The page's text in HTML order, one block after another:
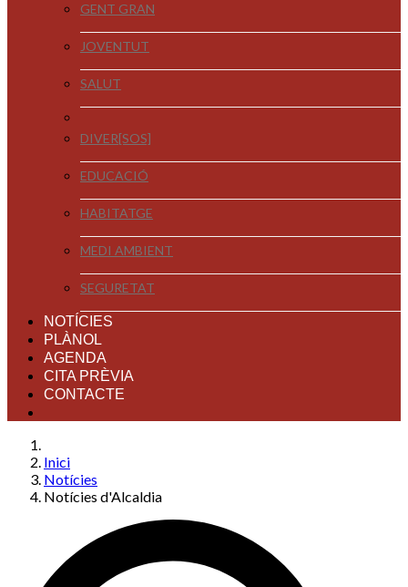
GENT GRAN
JOVENTUT
SALUT
DIVER[SOS]
EDUCACIÓ
HABITATGE
MEDI AMBIENT
SEGURETAT
NOTÍCIES
PLÀNOL
AGENDA
CITA PRÈVIA
CONTACTE
Inici
Notícies
Notícies d'Alcaldia